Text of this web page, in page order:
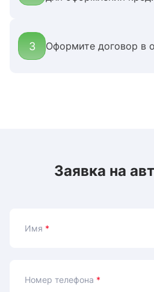
3 Оформите договор в
Заявка на
Имя *
Номер телефона *